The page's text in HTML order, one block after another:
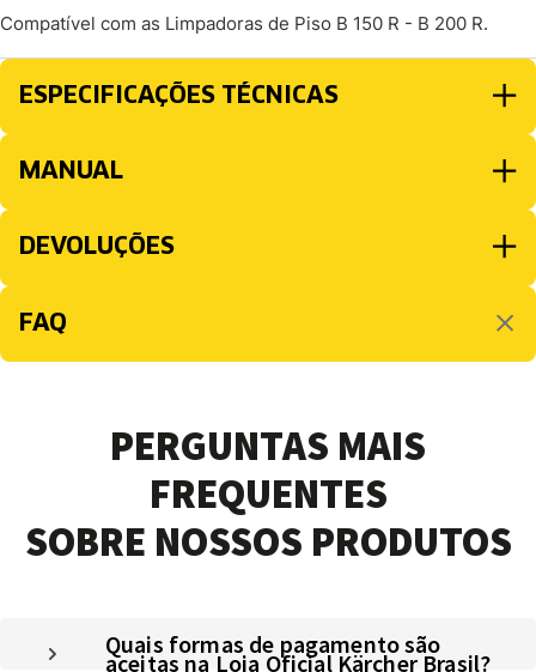
Compatível com as Limpadoras de Piso B 150 R - B 200 R.
ESPECIFICAÇÕES TÉCNICAS
MANUAL
DEVOLUÇÕES
FAQ
PERGUNTAS MAIS
FREQUENTES
SOBRE NOSSOS PRODUTOS
Quais formas de pagamento são
aceitas na Loja Oficial Kärcher Brasil?